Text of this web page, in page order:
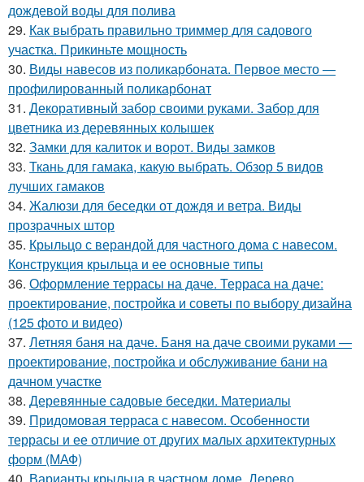
дождевой воды для полива
29. Как выбрать правильно триммер для садового
участка. Прикиньте мощность
30. Виды навесов из поликарбоната. Первое место —
профилированный поликарбонат
31. Декоративный забор своими руками. Забор для
цветника из деревянных колышек
32. Замки для калиток и ворот. Виды замков
33. Ткань для гамака, какую выбрать. Обзор 5 видов
лучших гамаков
34. Жалюзи для беседки от дождя и ветра. Виды
прозрачных штор
35. Крыльцо с верандой для частного дома с навесом.
Конструкция крыльца и ее основные типы
36. Оформление террасы на даче. Терраса на даче:
проектирование, постройка и советы по выбору дизайна
(125 фото и видео)
37. Летняя баня на даче. Баня на даче своими руками —
проектирование, постройка и обслуживание бани на
дачном участке
38. Деревянные садовые беседки. Материалы
39. Придомовая терраса с навесом. Особенности
террасы и ее отличие от других малых архитектурных
форм (МАФ)
40. Варианты крыльца в частном доме. Дерево